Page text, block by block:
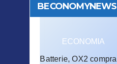
BECONOMYNEWS
ECONOMIA
Batterie, OX2 compra